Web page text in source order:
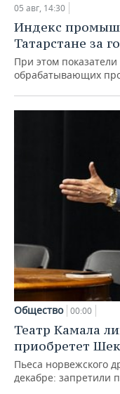
05 авг, 14:30
Индекс
Татарстане за
При этом
обрабатывающих
Общество 00:00
Театр Камала
приобретет
Пьеса норвежского
декабре: запретили